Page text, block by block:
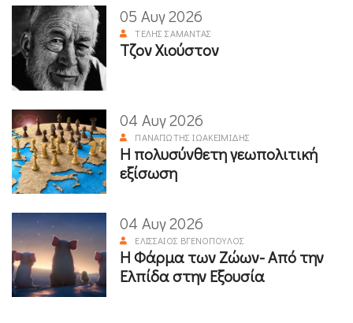
05 Αυγ 2026
ΤΈΛΗΣ ΣΑΜΑΝΤΆΣ
Τζον Χιούστον
04 Αυγ 2026
ΠΑΝΑΓΙΏΤΗΣ ΙΩΑΚΕΙΜΊΔΗΣ
Η πολυσύνθετη γεωπολιτική
εξίσωση
04 Αυγ 2026
ΕΛΙΣΣΑΊΟΣ ΒΓΕΝΌΠΟΥΛΟΣ
Η Φάρμα των Ζώων- Από την
Ελπίδα στην Εξουσία